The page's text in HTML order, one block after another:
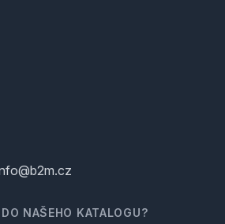
NAŠEHO KATALOGU?